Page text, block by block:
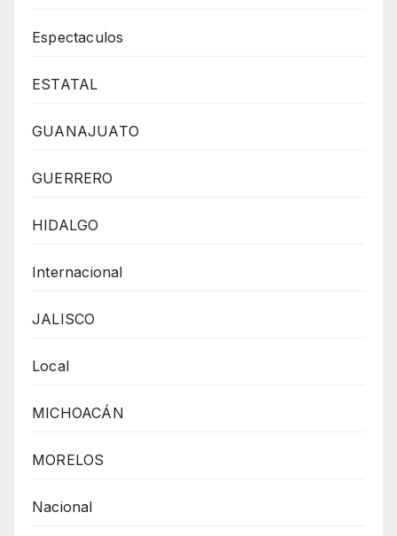
Espectaculos
ESTATAL
GUANAJUATO
GUERRERO
HIDALGO
Internacional
JALISCO
Local
MICHOACÁN
MORELOS
Nacional